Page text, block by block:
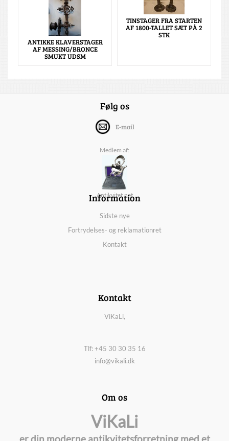
ANTIKKE KLAVERSTAGER
AF MESSING/BRONCE
SMUKT UDSM
TINSTAGER FRA STARTEN
AF 1800-TALLET SÆT PÅ 2
STK
Følg os
E-mail
Medlem af:
Antikvitet.net
Information
Sidste nye
Fortrydelses- og reklamationret
Kontakt
Kontakt
ViKaLi,
Tlf: +45 30 30 35 16
info@vikali.dk
Om os
ViKaLi